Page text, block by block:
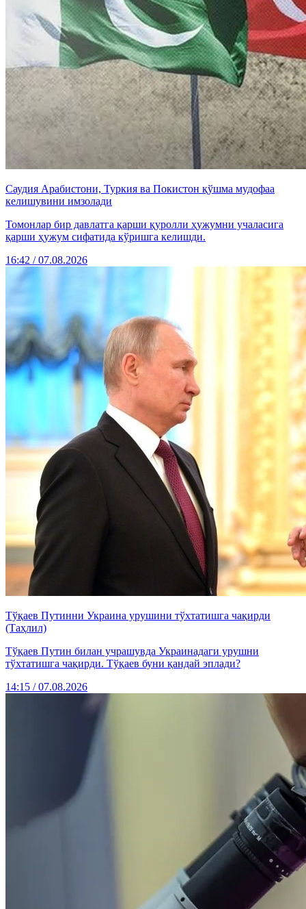
Саудия Арабистони, Туркия ва Покистон қўшма мудофаа
келишувини имзолади
Томонлар бир давлатга қарши қуролли ҳужумни учаласига
қарши ҳужум сифатида кўришга келишди.
16:42 / 07.08.2026
Тўқаев Путинни Украина урушини тўхтатишга чақирди
(Таҳлил)
Тўқаев Путин билан учрашувда Украинадаги урушни
тўхтатишга чақирди. Тўқаев буни қандай эплади?
14:15 / 07.08.2026